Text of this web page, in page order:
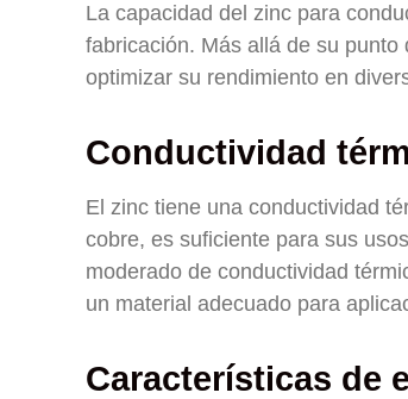
La capacidad del zinc para
fabricación. Más allá de su
optimizar su rendimiento en
Conductividad
El zinc tiene una conductividad
cobre, es suficiente para sus
moderado de conductividad
un material adecuado para
Características de